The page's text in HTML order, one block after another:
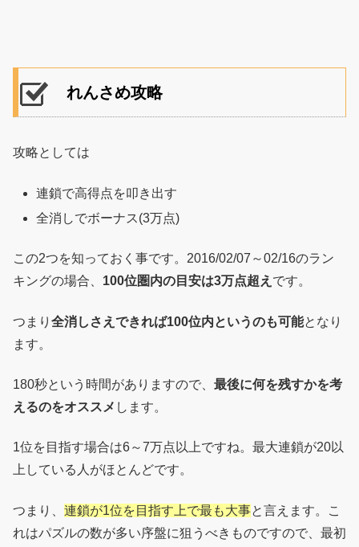
れんさめ攻略
攻略としては
連鎖で高得点を叩き出す
全消しでボーナス(3万点)
この2つを知っておく事です。2016/02/07～02/16のラン
キングの場合、 100位圏内の目安は3万点超え です。
つまり 全消しさえできれば100位内というのも可能となり
ます。
180秒という時間がありますので、 最後に何を残すかを考
えるのをオススメ します。
1位を目指す場合は6～7万点以上ですね。最大連鎖が20以
上している人がほとんどです。
つまり、 連鎖が1位を目指す上で最も大事と言えます。こ
れはパズルの数が多い序盤に狙うべきものですので、最初